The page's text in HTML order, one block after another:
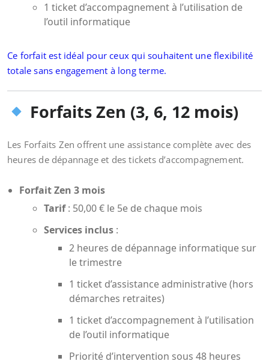
1 ticket d’accompagnement à l’utilisation de
l’outil informatique
Ce forfait est idéal pour ceux qui souhaitent une flexibilité
totale sans engagement à long terme.
Forfaits Zen (3, 6, 12 mois)
Les Forfaits Zen offrent une assistance complète avec des
heures de dépannage et des tickets d’accompagnement.
Forfait Zen 3 mois
Tarif: 50,00 € le 5e de chaque mois
Services inclus :
2 heures de dépannage informatique sur
le trimestre
1 ticket d’assistance administrative (hors
démarches retraites)
1 ticket d’accompagnement à l’utilisation
de l’outil informatique
Priorité d’intervention sous 48 heures